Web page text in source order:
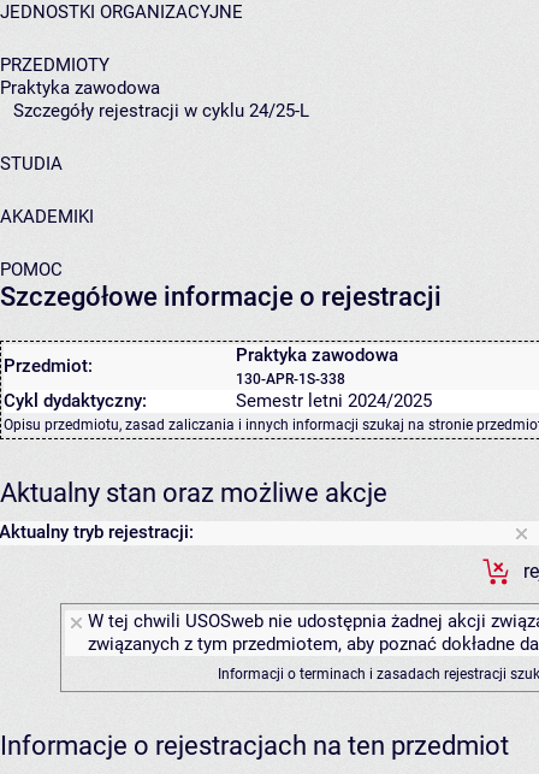
JEDNOSTKI ORGANIZACYJNE
PRZEDMIOTY
Praktyka zawodowa
Szczegóły rejestracji w cyklu 24/25-L
STUDIA
AKADEMIKI
POMOC
Szczegółowe informacje o rejestracji
Przedmiot: Praktyka zawodowa
130-APR-1S-338
Cykl dydaktyczny: Semestr letni 2024/2025
Opisu przedmiotu, zasad zaliczania i innych informacji szukaj na stronie
Aktualny stan oraz możliwe akcje
Aktualny tryb rejestracji:
W tej chwili USOSweb nie udostępnia żadnej akcji
związanych z tym przedmiotem, aby poznać dokładne
Informacji o terminach i zasadach rejestracji
Informacje o rejestracjach na ten przedmiot